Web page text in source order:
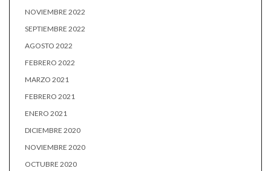
NOVIEMBRE 2022
SEPTIEMBRE 2022
AGOSTO 2022
FEBRERO 2022
MARZO 2021
FEBRERO 2021
ENERO 2021
DICIEMBRE 2020
NOVIEMBRE 2020
OCTUBRE 2020